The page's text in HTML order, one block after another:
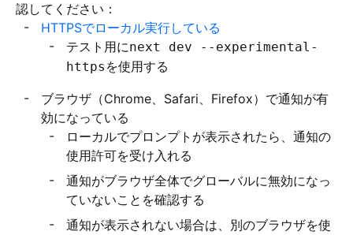
認してください：
HTTPSでローカル実行している
テスト用にnext dev --experimental-
https を使用する
ブラウザ（Chrome、Safari、Firefox）で通知が有
効になっている
ローカルでプロンプトが表示されたら、通知の
使用許可を受け入れる
通知がブラウザ全体でグローバルに無効になっ
ていないことを確認する
通知が表示されない場合は、別のブラウザを使